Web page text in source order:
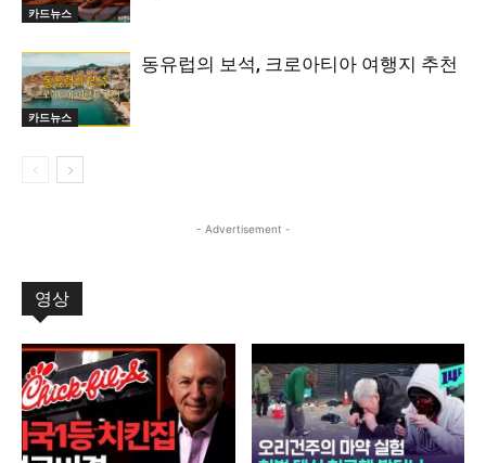
카드뉴스
카드뉴스
동유럽의 보석, 크로아티아 여행지 추천
- Advertisement -
영상